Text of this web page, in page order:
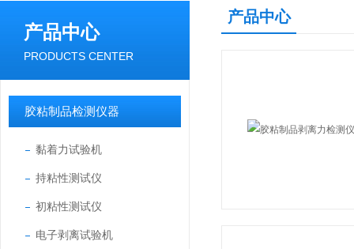
产品中心
PRODUCTS CENTER
胶粘制品检测仪器
黏着力试验机
持粘性测试仪
初粘性测试仪
电子剥离试验机
产品中心